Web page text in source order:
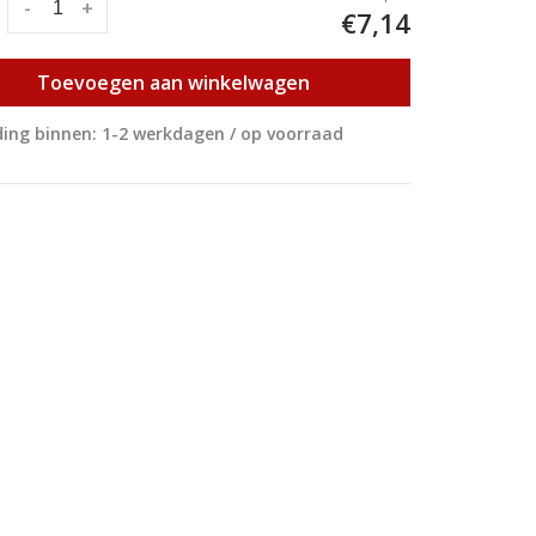
+
- €7,14
Toevoegen aan winkelwagen
binnen: 1-2 werkdagen / op voorraad